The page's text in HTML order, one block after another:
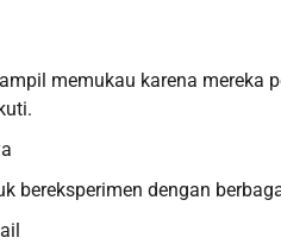
memukau karena mereka
bereksperimen dengan